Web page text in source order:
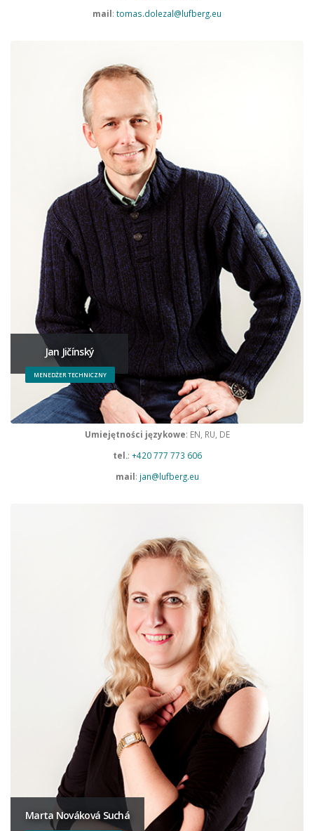
mail: tomas.dolezal@lufberg.eu
Jan Jičínský
MENEDŻER TECHNICZNY
Umiejętności językowe: EN, RU, DE
tel.: +420 777 773 606
mail: jan@lufberg.eu
Marta Nováková Suchá